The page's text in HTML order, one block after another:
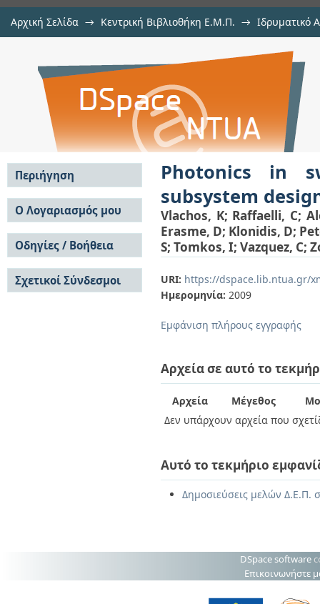
Αρχική Σελίδα → Κεντρική Βιβλιοθήκη Ε.Μ.Π. → Ιδρυματικό
Photonics in switching: Enabling
Photonics in
subsystem
Vlachos, K; Raffaelli, C;
Erasme, D; Klonidis, D;
S; Tomkos, I; Vazquez, C;
URI: https://dspace.lib.ntua.gr/
Ημερομηνία: 2009
Εμφάνιση πλήρους εγγραφής
Αρχεία σε αυτό το
Αρχεία Μέγεθος
Δεν υπάρχουν αρχεία που
Αυτό το τεκμήριο
Δημοσιεύσεις μελών Δ.Ε.Π.
Περιήγηση
Σε όλο το DSpace
Κοινότητες & Συλλογές
Ανά Ημερομηνία
Έκδοσης
Συγγραφείς
Τίτλοι
Θέματα
Ο Λογαριασμός μου
Σύνδεση
Εγγραφή
Οδηγίες / Βοήθεια
Οδηγίες Υποβολής
Οδηγίες Χρήσης ΙΑ
Συχνές Ερωτήσεις
Σχετικοί Σύνδεσμοι
DSpace software
Επικοινωνήστε